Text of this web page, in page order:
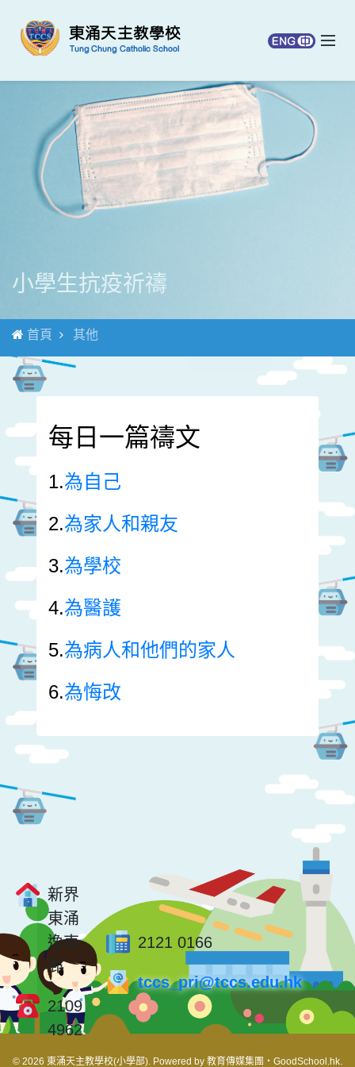
小學生抗疫祈禱
首頁 其他
每日一篇禱文
1.為自己
2.為家人和親友
3.為學校
4.為醫護
5.為病人和他們的家人
6.為悔改
新界
東涌
逸東
邨
2109
4962
2121 0166
tccs_pri@tccs.edu.hk
© 2026 東涌天主教學校(小學部). Powered by 教育傳媒集團 ‧ GoodSchool.hk.